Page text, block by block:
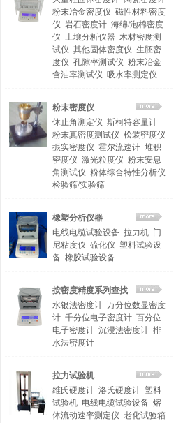
粉末冶金密度仪 磁性材料密度
仪 岩石密度计 海绵/泡棉密度
仪 土壤分析仪器 木材密度测
试仪 其他固体密度仪 生胚密
度仪 孔隙率测试仪 粉末冶金
含油率测试仪 吸水率测定仪
粉末密度仪
休止角测定仪 斯柯特容量计
粉末真密度测试仪 松装密度仪
振实密度仪 霍尔流速计 堆积
密度仪 激光粒度仪 粉末安息
角测试仪 粉体综合特性分析仪
检验筛/实验筛
橡塑分析仪器
电线电缆试验设备 拉力机 门
尼粘度仪 硫化仪 塑料试验设
备 橡胶试验设备
按密度精度系列查找
水银法密度计 万分位数显密度
计 千分位电子密度计 百分位
电子密度计 沉浸法密度计 排
水法密度计
拉力试验机
维氏硬度计 洛氏硬度计 塑料
试验机 电线电缆试验设备 熔
体流动速率测定仪 老化试验箱